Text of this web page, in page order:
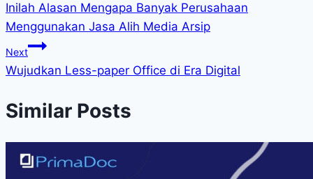
Inilah Alasan Mengapa Banyak Perusahaan
Menggunakan Jasa Alih Media Arsip
Next
Wujudkan Less-paper Office di Era Digital
Similar Posts